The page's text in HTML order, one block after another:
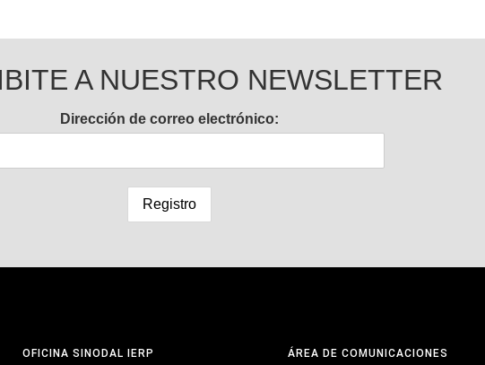
A NUESTRO NEWSLETTER
Dirección de correo electrónico:
OFICINA SINODAL IERP ÁREA DE COMUNICACIONES